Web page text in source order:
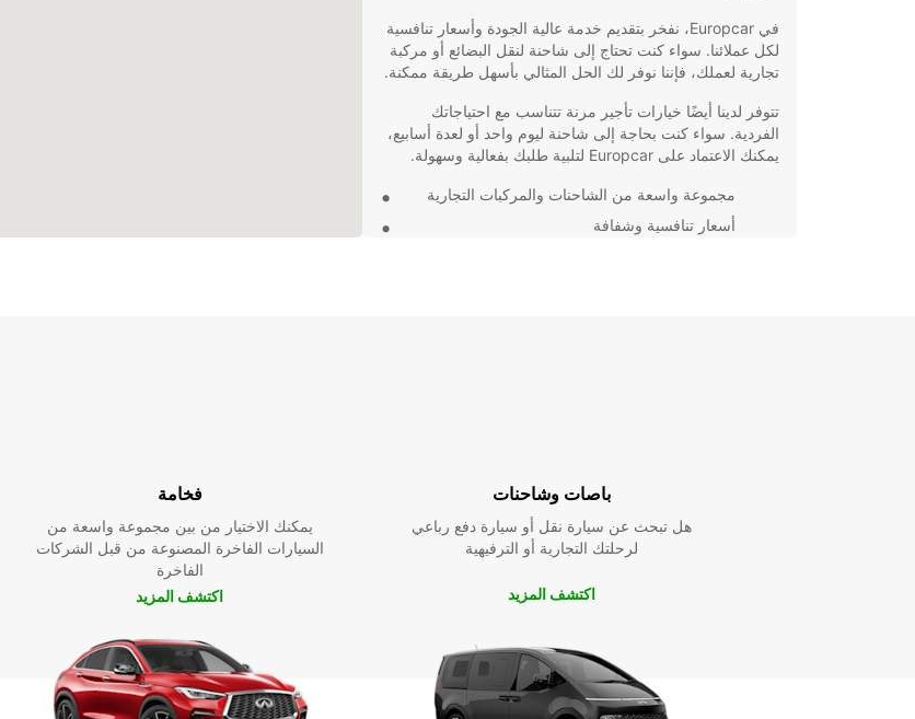
في Europcar، نفخر بتقديم خدمة عالية الجودة وأسعار تنافسية
لكل عملائنا. سواء كنت تحتاج إلى شاحنة لنقل البضائع أو مركبة
تجارية لعملك، فإننا نوفر لك الحل المثالي بأسهل طريقة ممكنة.
تتوفر لدينا أيضًا خيارات تأجير مرنة تتناسب مع احتياجاتك
الفردية. سواء كنت بحاجة إلى شاحنة ليوم واحد أو لعدة أسابيع،
يمكنك الاعتماد على Europcar لتلبية طلبك بفعالية وسهولة.
مجموعة واسعة من الشاحنات والمركبات التجارية
أسعار تنافسية وشفافة
فخامة
يمكنك الاختيار من بين مجموعة واسعة من
السيارات الفاخرة المصنوعة من قبل الشركات
الفاخرة
اكتشف المزيد
باصات وشاحنات
هل تبحث عن سيارة نقل أو سيارة دفع رباعي
لرحلتك التجارية أو الترفيهية
اكتشف المزيد